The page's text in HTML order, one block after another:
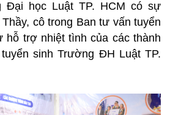
Đại học Luật TP. HCM có sự
cô trong Ban tư vấn tuyển
hỗ trợ nhiệt tình của các thành
sinh Trường ĐH Luật TP.